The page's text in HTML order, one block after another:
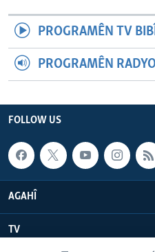
PROGRAMÊN TV
PROGRAMÊN
FOLLOW US
AGAHÎ
TV